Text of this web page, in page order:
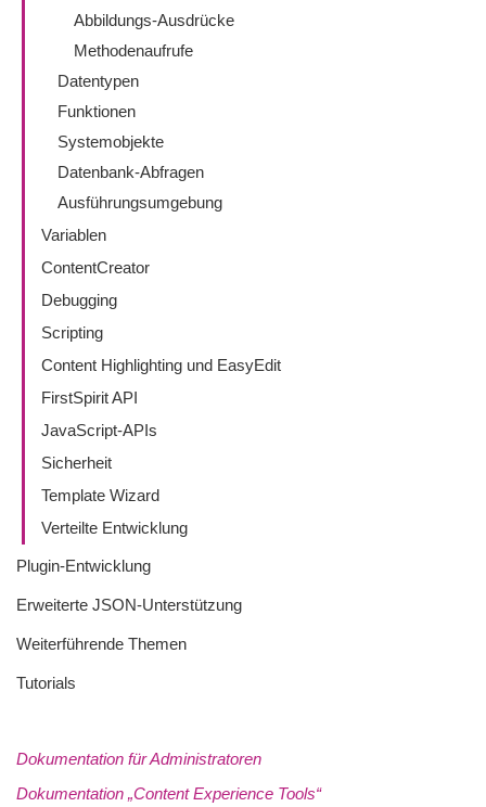
Abbildungs-Ausdrücke
Methodenaufrufe
Datentypen
Funktionen
Systemobjekte
Datenbank-Abfragen
Ausführungsumgebung
Variablen
ContentCreator
Debugging
Scripting
Content Highlighting und EasyEdit
FirstSpirit API
JavaScript-APIs
Sicherheit
Template Wizard
Verteilte Entwicklung
Plugin-Entwicklung
Erweiterte JSON-Unterstützung
Weiterführende Themen
Tutorials
Dokumentation für Administratoren
Dokumentation „Content Experience Tools“